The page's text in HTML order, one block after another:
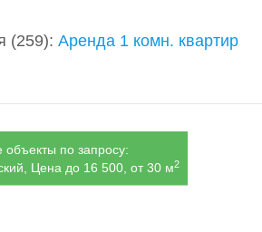
(259):Аренда 1 комн. квартир
по запросу:
Цена до 16 500, от 30 м2